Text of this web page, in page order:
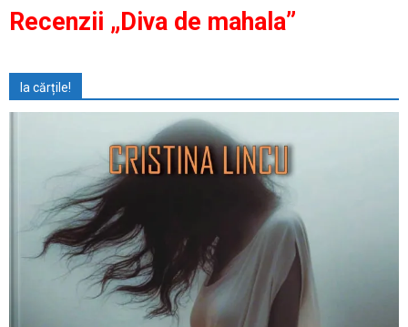
Recenzii „Diva de mahala”
Ia cărțile!